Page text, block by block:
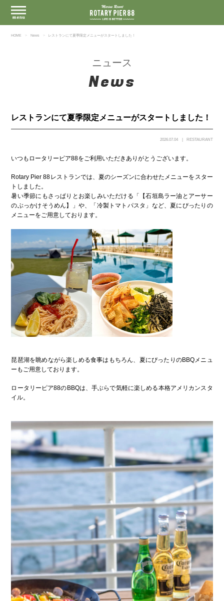
HOME News レストランにて夏季限定メニューがスタートしました！
ニュース
News
レストランにて夏季限定メニューがスタートしました！
2026.07.04 RESTAURANT
いつもロータリーピア88をご利用いただきありがとうございます。
Rotary Pier 88レストランでは、夏のシーズンに合わせたメニューをスター
トしました。
暑い季節にもさっぱりとお楽しみいただける「【石垣島ラー油とアーサー
のぶっかけそうめん】」や、「冷製トマトパスタ」など、夏にぴったりの
メニューをご用意しております。
琵琶湖を眺めながら楽しめる食事はもちろん、夏にぴったりのBBQメニュ
ーもご用意しております。
ロータリーピア88のBBQは、手ぶらで気軽に楽しめる本格アメリカンスタ
イル。